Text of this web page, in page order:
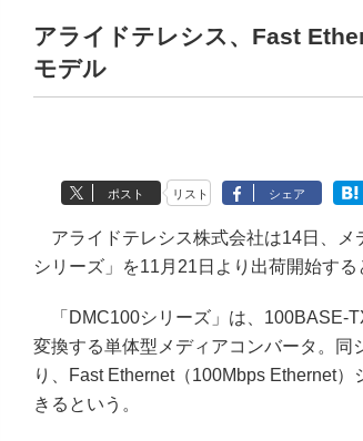
アライドテレシス、Fast
モデル
ポスト リスト シェア
アライドテレシス株式会社は14日、メ
シリーズ」を11月21日より出荷開始する
「DMC100シリーズ」は、100BASE-
変換する単体型メディアコンバータ。同
り、Fast Ethernet（100Mbps Ethernet
きるという。